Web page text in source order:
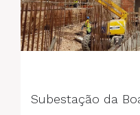
Subestação da